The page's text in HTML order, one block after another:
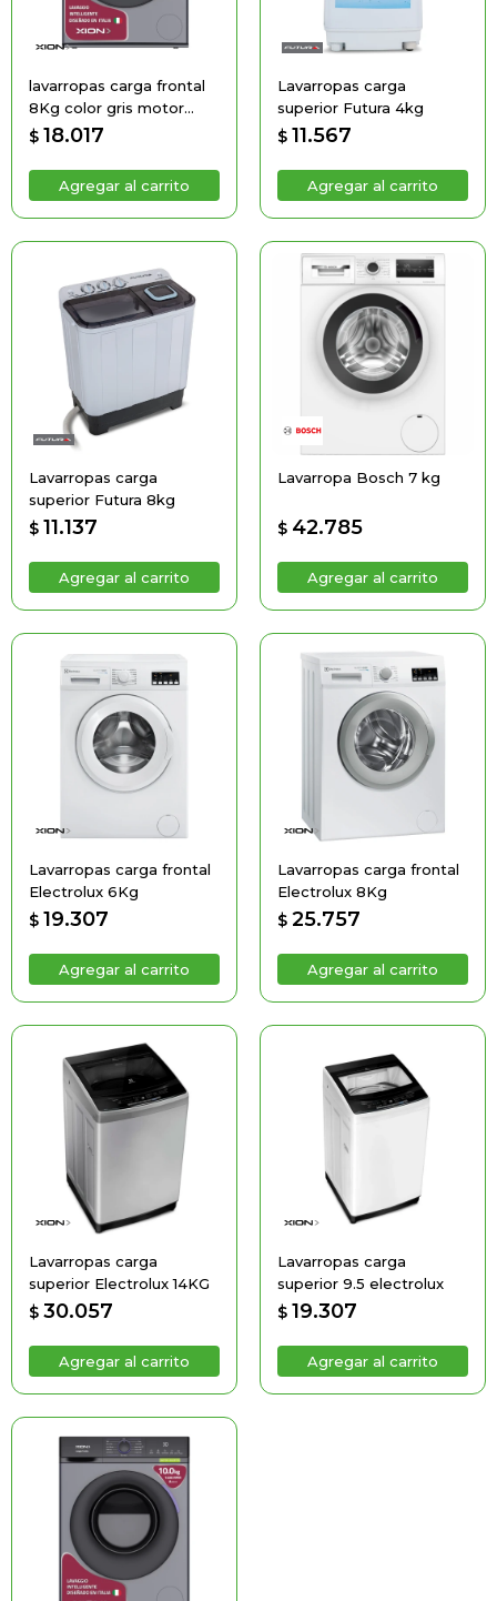
lavarropas carga frontal
8Kg color gris motor
BLDC Inverter
$ 18.017
Lavarropas carga
superior Futura 4kg
$ 11.567
Lavarropas carga
superior Futura 8kg
$ 11.137
Lavarropa Bosch 7 kg
$ 42.785
Lavarropas carga frontal
Electrolux 6Kg
$ 19.307
Lavarropas carga frontal
Electrolux 8Kg
$ 25.757
Lavarropas carga
superior Electrolux 14KG
$ 30.057
Lavarropas carga
superior 9.5 electrolux
$ 19.307